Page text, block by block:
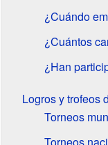
¿Cuándo
¿Cuántos
¿Han
Logros y trofeos
Torneos